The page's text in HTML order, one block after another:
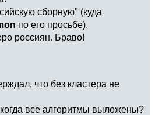
сборную" (куда
по его просьбе).
россиян. Браво!
что без кластера не
все алгоритмы выложены?